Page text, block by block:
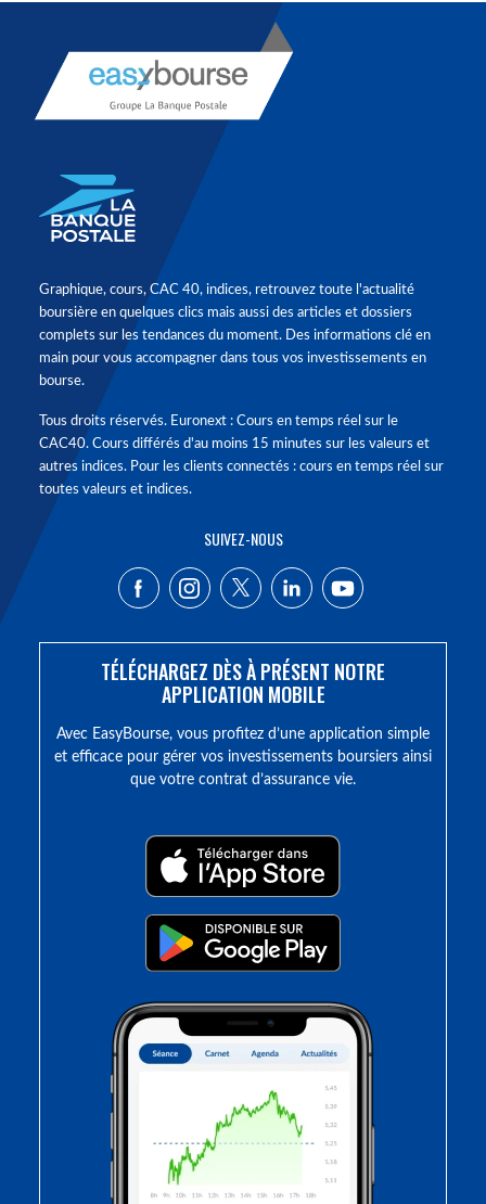
Graphique, cours, CAC 40, indices, retrouvez toute l'actualité
boursière en quelques clics mais aussi des articles et dossiers
complets sur les tendances du moment. Des informations clé en
main pour vous accompagner dans tous vos investissements en
bourse.
Tous droits réservés. Euronext : Cours en temps réel sur le
CAC40. Cours différés d'au moins 15 minutes sur les valeurs et
autres indices. Pour les clients connectés : cours en temps réel sur
toutes valeurs et indices.
SUIVEZ-NOUS
TÉLÉCHARGEZ DÈS À PRÉSENT NOTRE
APPLICATION MOBILE
Avec EasyBourse, vous profitez d’une application simple
et efficace pour gérer vos investissements boursiers ainsi
que votre contrat d’assurance vie.